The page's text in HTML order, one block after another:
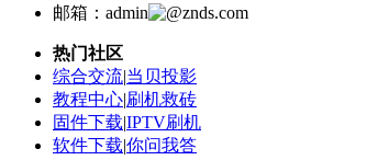
邮箱：admin
znds.com
热门社区
综合交流|当贝投影
教程中心|刷机救砖
固件下载|IPTV刷机
软件下载|你问我答